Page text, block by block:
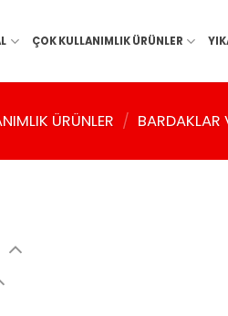
ÇOK KULLANIMLIK ÜRÜNLER
ÜRÜNLER / BARDAKLAR